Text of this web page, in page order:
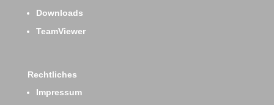
Downloads
TeamViewer
Rechtliches
Impressum